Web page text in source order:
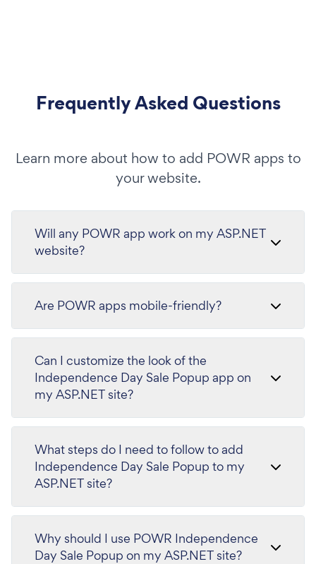
Frequently Asked Questions
Learn more about how to add POWR apps to
your website.
Will any POWR app work on my ASP.NET
website?
Are POWR apps mobile-friendly?
Can I customize the look of the
Independence Day Sale Popup app on
my ASP.NET site?
What steps do I need to follow to add
Independence Day Sale Popup to my
ASP.NET site?
Why should I use POWR Independence
Day Sale Popup on my ASP.NET site?